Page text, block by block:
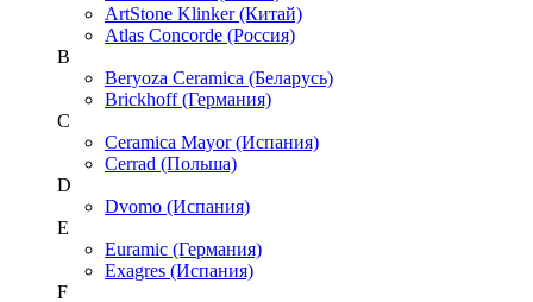
ArtStone Klinker (Китай)
Atlas Concorde (Россия)
B
Beryoza Ceramica (Беларусь)
Brickhoff (Германия)
C
Ceramica Mayor (Испания)
Cerrad (Польша)
D
Dvomo (Испания)
E
Euramic (Германия)
Exagres (Испания)
F